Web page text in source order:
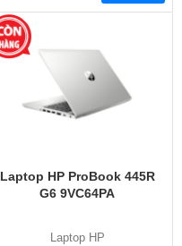
Laptop HP ProBook 445R
G6 9VC64PA
Laptop HP